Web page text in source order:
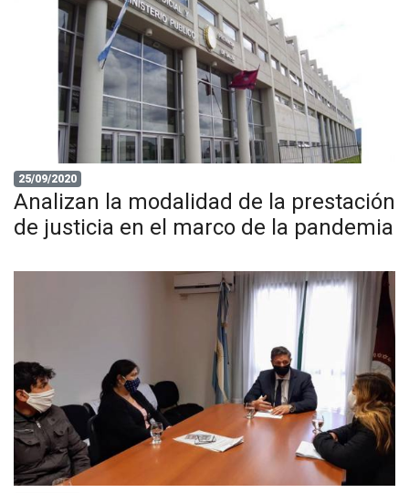
25/09/2020
Analizan la modalidad de la prestación
de justicia en el marco de la pandemia